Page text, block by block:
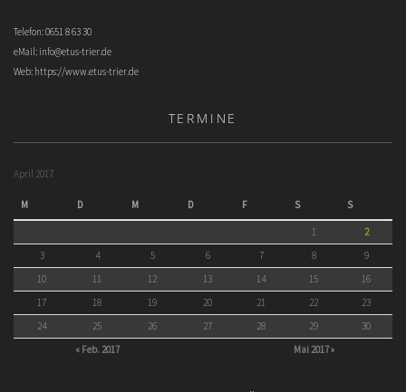
Telefon: 0651 8 63 30
eMail: info@etus-trier.de
Web: https://www.etus-trier.de
TERMINE
April 2017
M D M D F S S
« Feb. 2017 Mai 2017 »
1
2
3
4 5 6 7 8
9
10
11 12 13 14 15
16
17
18 19 20 21 22
23
24
25 26 27 28 29 30